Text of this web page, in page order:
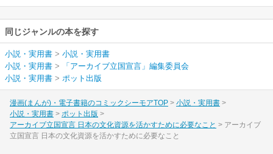
同じジャンルの本を探す
小説・実用書 > 小説・実用書
小説・実用書 >
「アーカイブ立国宣言」編集委員会
小説・実用書 > ポット出版
漫画(まんが)・電子書籍のコミックシーモアTOP
小説・実用書
小説・実用書
ポット出版
アーカイブ立国宣言 日本の文化資源を活かすために必要なこと
アーカイブ
立国宣言 日本の文化資源を活かすために必要なこと